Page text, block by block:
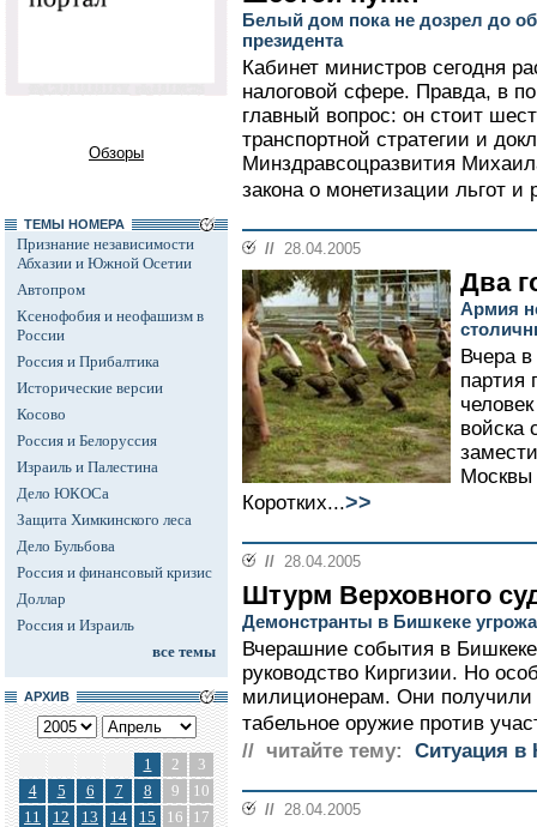
Обзоры
ТЕМЫ НОМЕРА
Признание независимости
Абхазии и Южной Осетии
Автопром
Ксенофобия и неофашизм в
России
Россия и Прибалтика
Исторические версии
Косово
Россия и Белоруссия
Израиль и Палестина
Дело ЮКОСа
Защита Химкинского леса
Дело Бульбова
Россия и финансовый кризис
Доллар
Россия и Израиль
все темы
АРХИВ
1 2
3
4
5 6 7 8 9
10
11
12 13 14 15 16
17
Белый дом пока не дозрел до
президента
Кабинет министров сегодня
налоговой сфере. Правда, в
главный вопрос: он стоит
транспортной стратегии и
Минздравсоцразвития
закона о монетизации льгот и
// 28.04.2005
Два
Армия
Вчера
партия
войска
Москвы
Коротких...>>
// 28.04.2005
Штурм Верховного
Демонстранты в Бишкеке
Вчерашние события в
руководство Киргизии. Но
милиционерам. Они получили
табельное оружие против
// читайте тему:
Cитуация в
// 28.04.2005